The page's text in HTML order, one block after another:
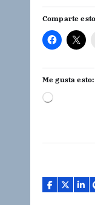
Comparte
Me gusta esto:
C
a
.